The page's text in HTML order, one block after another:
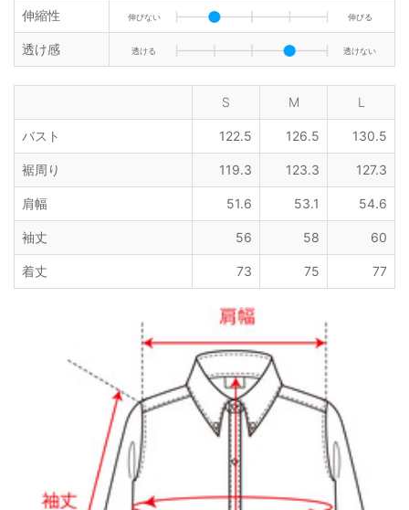
伸縮性 伸びない 伸びる
透け感 透ける 透けない
S M L
バスト 122.5 126.5 130.5
裾周り 119.3 123.3 127.3
肩幅 51.6 53.1 54.6
袖丈 56 58 60
着丈 73 75 77